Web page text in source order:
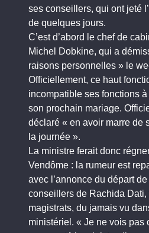
ses conseillers, qui ont jeté
de quelques jours.
C’est d’abord le chef de
Michel Dobkine, qui a
raisons personnelles » le
Officiellement, ce haut
incompatible ses fonctions
son prochain mariage.
déclaré « en avoir marre de
la journée ».
La ministre ferait donc
Vendôme : la rumeur est
avec l’annonce du départ
conseillers de Rachida Dati,
magistrats, du jamais vu
ministériel. « Je ne vois pas